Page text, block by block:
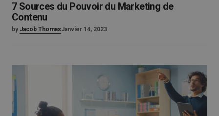
7 Sources du Pouvoir du Marketing de
Contenu
by Jacob ThomasJanvier 14, 2023